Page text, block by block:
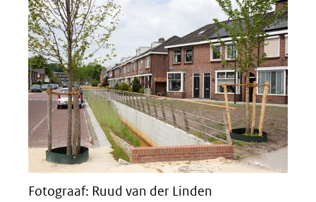
Fotograaf: Ruud van der Linden